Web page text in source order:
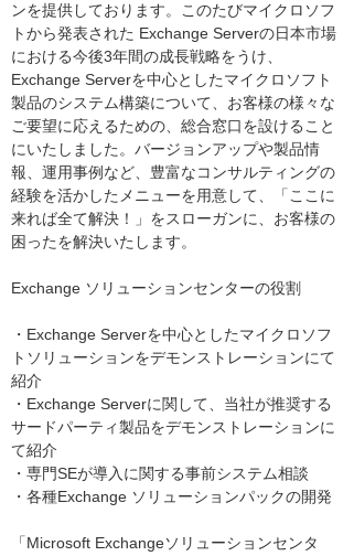
ンを提供しております。このたびマイクロソフ
トから発表された Exchange Serverの日本市場
における今後3年間の成長戦略をうけ、
Exchange Serverを中心としたマイクロソフト
製品のシステム構築について、お客様の様々な
ご要望に応えるための、総合窓口を設けること
にいたしました。バージョンアップや製品情
報、運用事例など、豊富なコンサルティングの
経験を活かしたメニューを用意して、「ここに
来れば全て解決！」をスローガンに、お客様の
困ったを解決いたします。
Exchange ソリューションセンターの役割
・Exchange Serverを中心としたマイクロソフ
トソリューションをデモンストレーションにて
紹介
・Exchange Serverに関して、当社が推奨する
サードパーティ製品をデモンストレーションに
て紹介
・専門SEが導入に関する事前システム相談
・各種Exchange ソリューションパックの開発
「Microsoft Exchangeソリューションセンタ